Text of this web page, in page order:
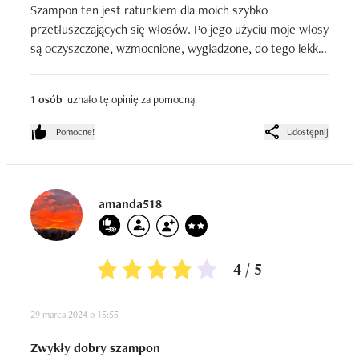
Szampon ten jest ratunkiem dla moich szybko
przetłuszczających się włosów. Po jego użyciu moje włosy
są oczyszczone, wzmocnione, wygładzone, do tego lekko
Linie micelarna zdecydowanie polecam, chyba wszystkie
szampony micelarne się u mnie sprawdziły.
1 osób uznało tę opinię za pomocną
Pomocne! Udostępnij
amanda518
4 / 5
29 marca 2024 o 15:55
Zwykły dobry szampon